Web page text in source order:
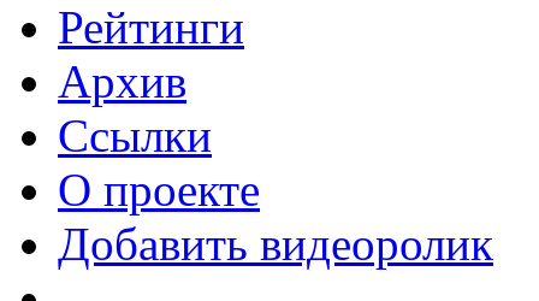
Рейтинги
Архив
Ссылки
О проекте
Добавить видеоролик